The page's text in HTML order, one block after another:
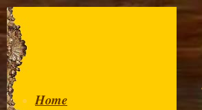
Home